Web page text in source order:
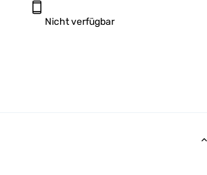
Nicht verfügbar